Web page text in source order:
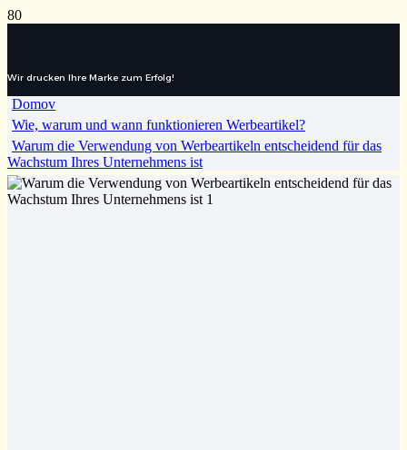
Wir drucken Ihre Marke zum Erfolg!
Domov
Wie, warum und wann funktionieren Werbeartikel?
Warum die Verwendung von Werbeartikeln entscheidend für das
Wachstum Ihres Unternehmens ist